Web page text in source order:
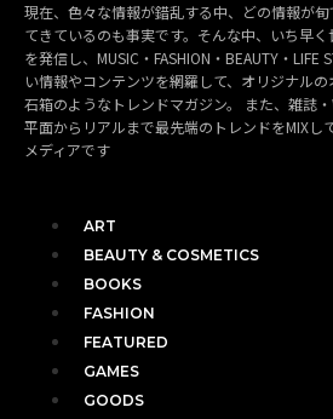
現在、色々な情報が錯乱する中、どの情報が
てきているのも事実です。そんな中、いち早
を発信し、MUSIC・FASHION・BEAUTY・LIFE
い情報やコンテンツを網羅して、オリジナル
石箱のようなトレンドマガジン。 また、雑誌
平面からリアルまで最先端のトレンドをMIXし
メディアです
ART
BEAUTY & COSMETICS
BOOKS
FASHION
FEATURED
GAMES
GOODS